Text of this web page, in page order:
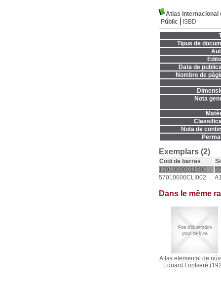
Atlas Internacional
Públic
ISBD
Tipus de
Data de
Nombre de
Nota
Nota de
Exemplars (2)
Codi de barres
13010000011900
57010000CLI002
Dans le même
Atlas elemental de
Eduard Fontserè